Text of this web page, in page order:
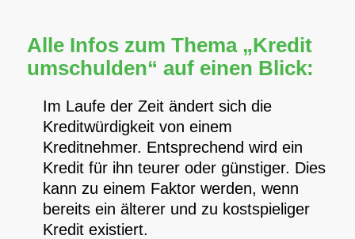
Alle Infos zum Thema „Kredit
umschulden“ auf einen Blick:
Im Laufe der Zeit ändert sich die
Kreditwürdigkeit von einem
Kreditnehmer. Entsprechend wird ein
Kredit für ihn teurer oder günstiger. Dies
kann zu einem Faktor werden, wenn
bereits ein älterer und zu kostspieliger
Kredit existiert.